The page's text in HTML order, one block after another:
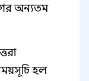
অন্যতম
হল